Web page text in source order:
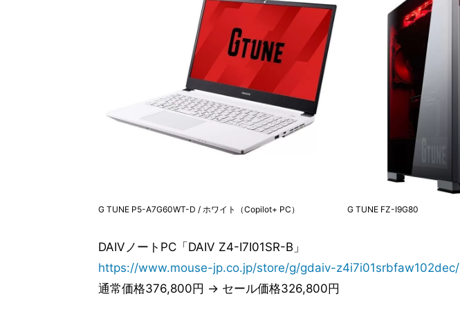
G TUNE P5-A7G60WT-D / ホワイト（Copilot+ PC） G TUNE FZ-I9G80
DAIVノートPC「DAIV Z4-I7I01SR-B」
https://www.mouse-jp.co.jp/store/g/gdaiv-z4i7i01srbfaw102dec/
通常価格376,800円 → セール価格326,800円